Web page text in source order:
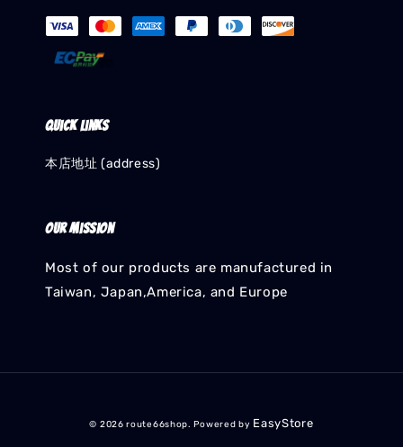
Quick links
本店地址 (address)
Our mission
Most of our products are manufactured in
Taiwan, Japan,America, and Europe
© 2026 route66shop. Powered by EasyStore